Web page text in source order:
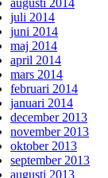
augusti 2014
juli 2014
juni 2014
maj 2014
april 2014
mars 2014
februari 2014
januari 2014
december 2013
november 2013
oktober 2013
september 2013
augusti 2013